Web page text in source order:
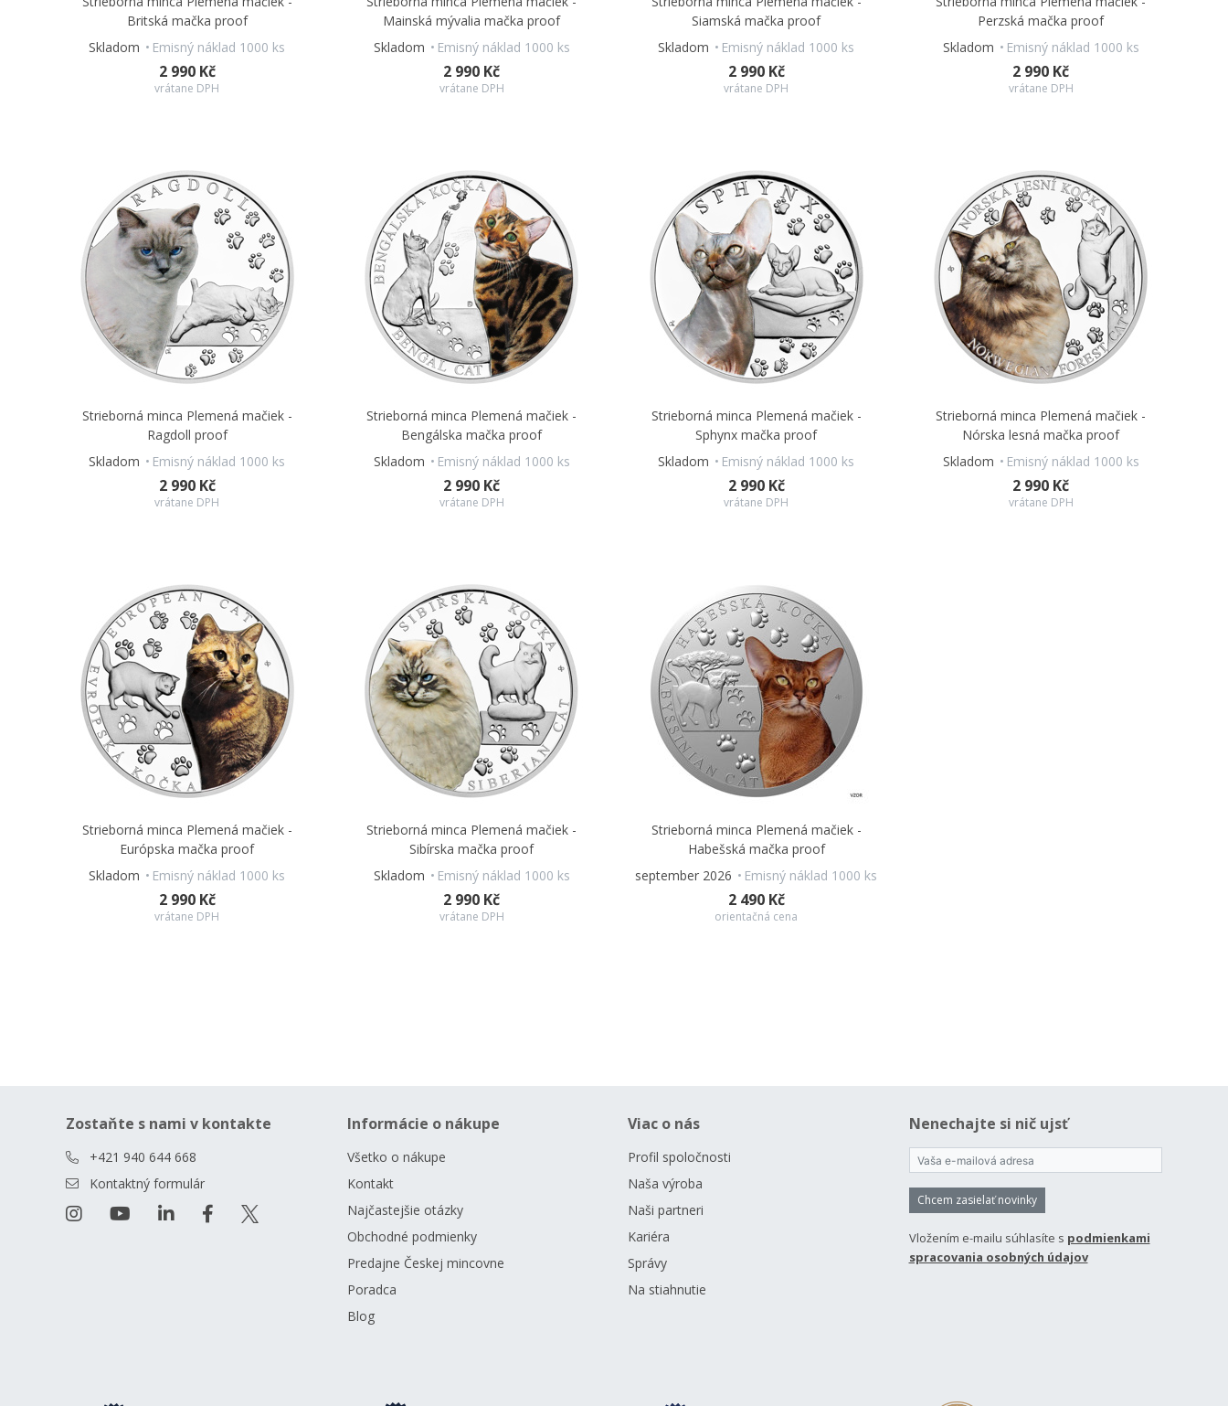
Britská mačka proof
Skladom
Emisný náklad 1000 ks
2 990 Kč
vrátane DPH
Mainská mývalia mačka proof
Skladom
Emisný náklad 1000 ks
2 990 Kč
vrátane DPH
Siamská mačka proof
Skladom
Emisný náklad 1000 ks
2 990 Kč
vrátane DPH
Perzská mačka proof
Skladom
Emisný náklad 1000 ks
2 990 Kč
vrátane DPH
Strieborná minca Plemená mačiek -
Ragdoll proof
Skladom
Emisný náklad 1000 ks
2 990 Kč
vrátane DPH
Strieborná minca Plemená mačiek -
Bengálska mačka proof
Skladom
Emisný náklad 1000 ks
2 990 Kč
vrátane DPH
Strieborná minca Plemená mačiek -
Sphynx mačka proof
Skladom
Emisný náklad 1000 ks
2 990 Kč
vrátane DPH
Strieborná minca Plemená mačiek -
Nórska lesná mačka proof
Skladom
Emisný náklad 1000 ks
2 990 Kč
vrátane DPH
Strieborná minca Plemená mačiek -
Európska mačka proof
Skladom
Emisný náklad 1000 ks
2 990 Kč
vrátane DPH
Strieborná minca Plemená mačiek -
Sibírska mačka proof
Skladom
Emisný náklad 1000 ks
2 990 Kč
vrátane DPH
Strieborná minca Plemená mačiek -
Habešská mačka proof
september 2026
Emisný náklad 1000 ks
2 490 Kč
orientačná cena
Zostaňte s nami v kontakte
+421 940 644 668
Kontaktný formulár
Informácie o nákupe
Všetko o nákupe
Kontakt
Najčastejšie otázky
Obchodné podmienky
Predajne Českej mincovne
Poradca
Blog
Viac o nás
Profil spoločnosti
Naša výroba
Naši partneri
Kariéra
Správy
Na stiahnutie
Nenechajte si nič ujsť
Chcem zasielať novinky
Vložením e-mailu súhlasíte s podmienkami
spracovania osobných údajov